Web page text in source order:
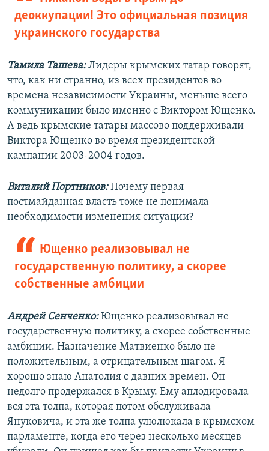
деоккупации! Это официальная позиция
украинского государства
Тамила Ташева:Лидеры крымских татар говорят,
что, как ни странно, из всех президентов во
времена независимости Украины, меньше всего
коммуникации было именно с Виктором Ющенко.
А ведь крымские татары массово поддерживали
Виктора Ющенко во время президентской
кампании 2003-2004 годов.
Виталий Портников:Почему первая
постмайданная власть тоже не понимала
необходимости изменения ситуации?
Ющенко реализовывал не
государственную политику, а скорее
собственные амбиции
Андрей Сенченко:Ющенко реализовывал не
государственную политику, а скорее собственные
амбиции. Назначение Матвиенко было не
положительным, а отрицательным шагом. Я
хорошо знаю Анатолия с давних времен. Он
недолго продержался в Крыму. Ему аплодировала
вся эта толпа, которая потом обслуживала
Януковича, и эта же толпа улюлюкала в крымском
парламенте, когда его через несколько месяцев